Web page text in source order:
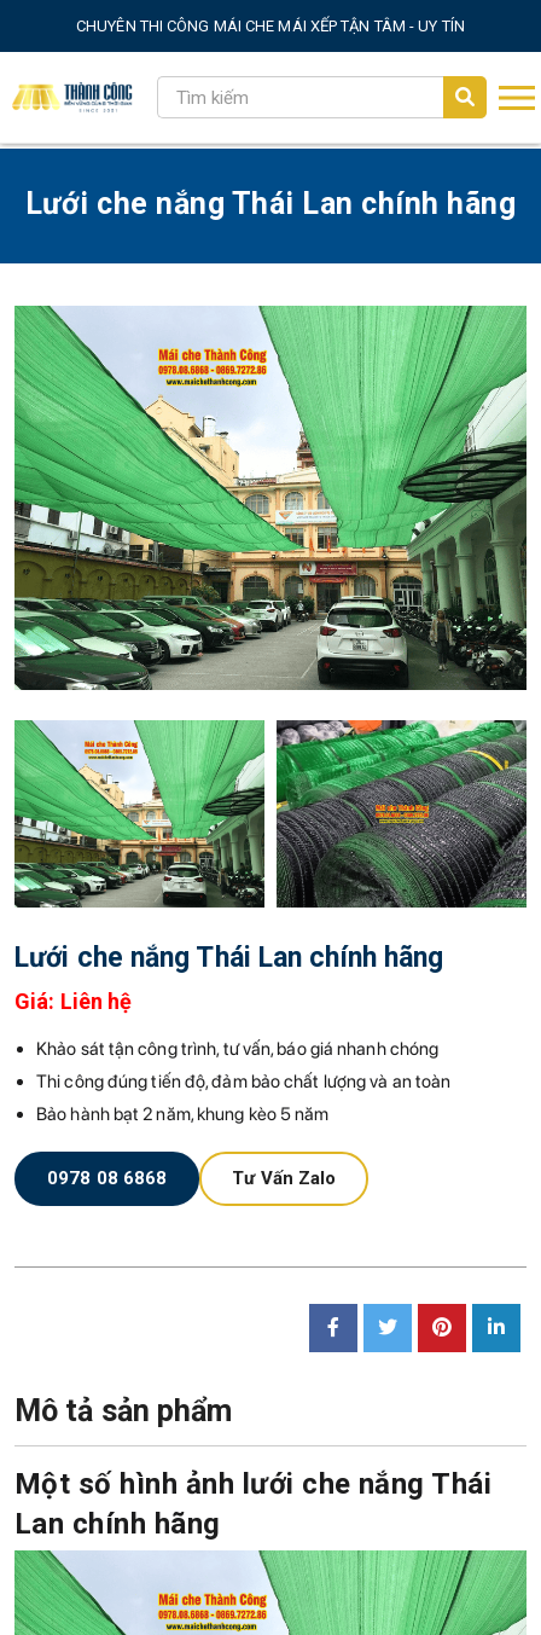
CHUYÊN THI CÔNG MÁI CHE MÁI XẾP TẬN TÂM - UY TÍN
Lưới che nắng Thái Lan chính hãng
Lưới che nắng Thái Lan chính hãng
Giá: Liên hệ
Khảo sát tận công trình, tư vấn, báo giá nhanh chóng
Thi công đúng tiến độ, đảm bảo chất lượng và an toàn
Bảo hành bạt 2 năm, khung kèo 5 năm
0978 08 6868 Tư Vấn Zalo
Mô tả sản phẩm
Một số hình ảnh lưới che nắng Thái
Lan chính hãng